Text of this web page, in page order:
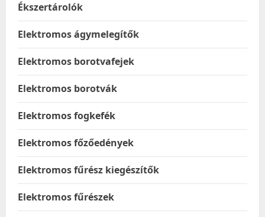
Ékszertárolók
Elektromos ágymelegítők
Elektromos borotvafejek
Elektromos borotvák
Elektromos fogkefék
Elektromos főzőedények
Elektromos fűrész kiegészítők
Elektromos fűrészek